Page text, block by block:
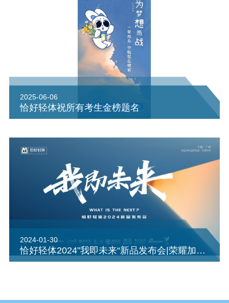
2025-06-06
恰好轻体祝所有考生金榜题名
2024-01-30
恰好轻体2024”我即未来“新品发布会|荣耀加冕 致敬榜样